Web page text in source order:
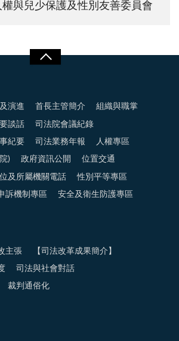
與兒少保護及性別友善委員會
演進 首長主管簡介 組織與職掌
談話 司法院會議紀錄
紀要 司法業務年報 人權專區
) 政府資訊公開 位置交通
及所屬機關電話 性別平等專區
訴機制專區 安全及衛生防護專區
主張 【司法改革成果簡介】
司法與社會對話
裁判通俗化